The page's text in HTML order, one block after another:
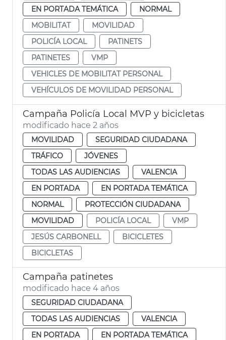
EN PORTADA TEMÁTICA
NORMAL
MOBILITAT
MOVILIDAD
POLICÍA LOCAL
PATINETS
PATINETES
VMP
VEHICLES DE MOBILITAT PERSONAL
VEHÍCULOS DE MOVILIDAD PERSONAL
Campaña Policía Local MVP y bicicletas
modificado hace 2 años
MOVILIDAD
SEGURIDAD CIUDADANA
TRÁFICO
JÓVENES
TODAS LAS AUDIENCIAS
VALENCIA
EN PORTADA
EN PORTADA TEMÁTICA
NORMAL
PROTECCIÓN CIUDADANA
MOVILIDAD
POLICÍA LOCAL
VMP
JESÚS CARBONELL
BICICLETES
BICICLETAS
Campaña patinetes
modificado hace 4 años
SEGURIDAD CIUDADANA
TODAS LAS AUDIENCIAS
VALENCIA
EN PORTADA
EN PORTADA TEMÁTICA